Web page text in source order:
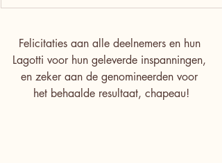
Felicitaties aan alle deelnemers en hun
Lagotti voor hun geleverde inspanningen,
en zeker aan de genomineerden voor
het behaalde resultaat, chapeau!